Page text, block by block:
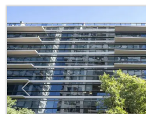
Previous